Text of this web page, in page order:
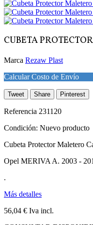
CUBETA
Marca Rezaw Plast
Calcular Costo de Envío
Tweet Share Pinterest
Referencia 231120
Condición: Nuevo producto
Cubeta Protector Maletero
Opel MERIVA A. 2003 -
.
Más detalles
56,04 € Iva incl.